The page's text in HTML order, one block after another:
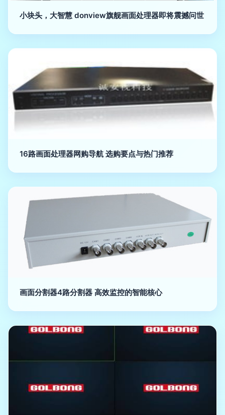
小块头，大智慧 donview旗舰画面处理器即将震撼问世
16路画面处理器网购导航 选购要点与热门推荐
画面分割器4路分割器 高效监控的智能核心